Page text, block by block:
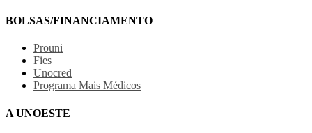
BOLSAS/FINANCIAMENTO
Prouni
Fies
Unocred
Programa Mais Médicos
A UNOESTE